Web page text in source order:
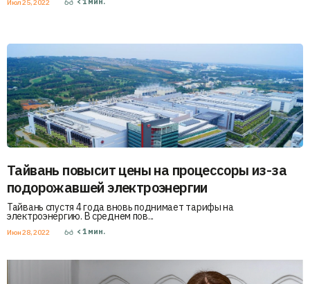
Июл 25, 2022
Тайвань повысит цены на процессоры из-за
подорожавшей электроэнергии
Тайвань спустя 4 года вновь поднимает тарифы на
электроэнергию. В среднем пов...
Июн 28, 2022 < 1 мин.